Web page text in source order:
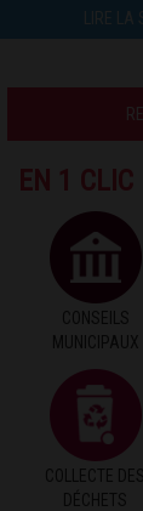
EN 1 CLIC
CONSEILS
MUNICIPAUX
COLLECTE DES
DÉCHETS